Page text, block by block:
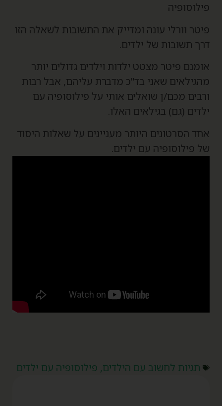
וורלי עונה ומדייק את התשובות לשאלה הזו
תשובות של ילדים.
פיטר מצטט ילדות וילדים גדולים יותר
שאני בד"כ מדברת עליהם, אבל רבות
מכם/ן שואלים אותי על פילוסופיה עם
(גם) בגילאים האלו.
הסרטונים היותר מעניינים על שאלות היסוד
פילוסופיה עם ילדים.
תגיות לחשוב עם הילדים,פילוסופיה עם ילדים